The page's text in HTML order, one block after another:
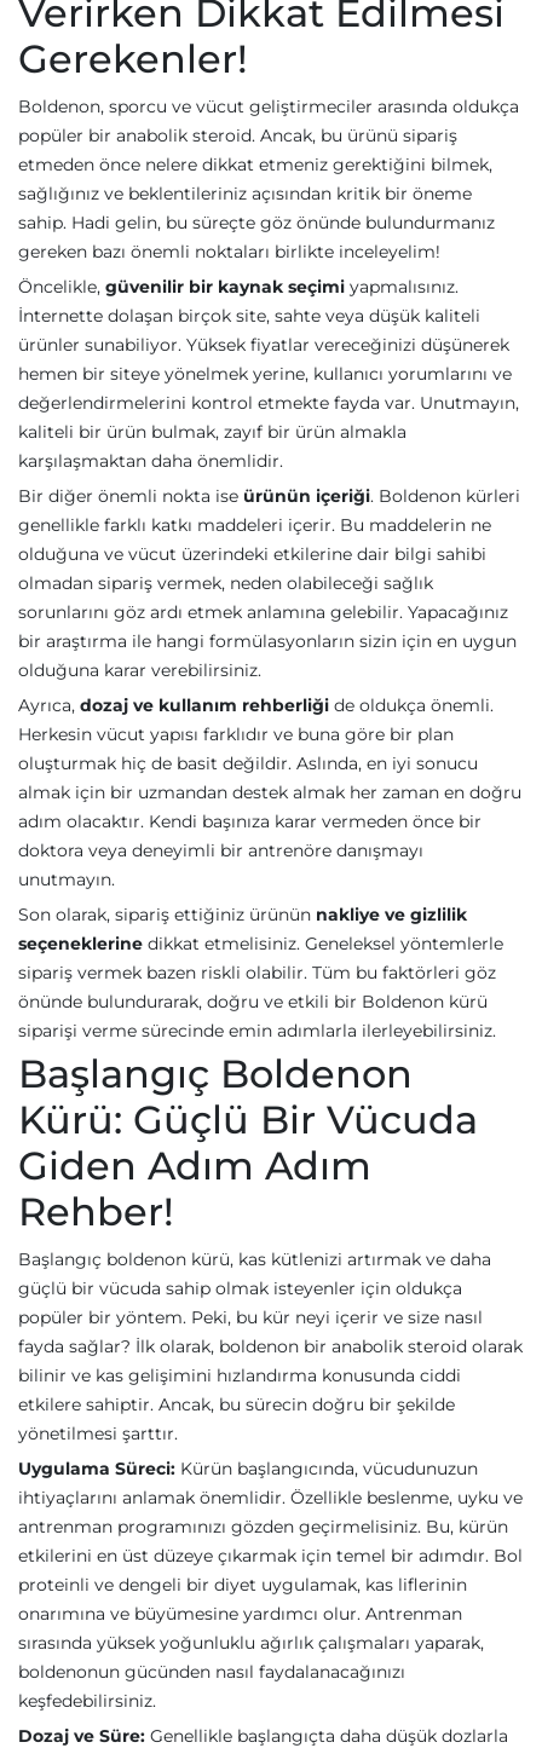
Verirken Dikkat Edilmesi
Gerekenler!
Boldenon, sporcu ve vücut geliştirmeciler arasında oldukça
popüler bir anabolik steroid. Ancak, bu ürünü sipariş
etmeden önce nelere dikkat etmeniz gerektiğini bilmek,
sağlığınız ve beklentileriniz açısından kritik bir öneme
sahip. Hadi gelin, bu süreçte göz önünde bulundurmanız
gereken bazı önemli noktaları birlikte inceleyelim!
Öncelikle, güvenilir bir kaynak seçimi yapmalısınız.
İnternette dolaşan birçok site, sahte veya düşük kaliteli
ürünler sunabiliyor. Yüksek fiyatlar vereceğinizi düşünerek
hemen bir siteye yönelmek yerine, kullanıcı yorumlarını ve
değerlendirmelerini kontrol etmekte fayda var. Unutmayın,
kaliteli bir ürün bulmak, zayıf bir ürün almakla
karşılaşmaktan daha önemlidir.
Bir diğer önemli nokta ise ürünün içeriği. Boldenon kürleri
genellikle farklı katkı maddeleri içerir. Bu maddelerin ne
olduğuna ve vücut üzerindeki etkilerine dair bilgi sahibi
olmadan sipariş vermek, neden olabileceği sağlık
sorunlarını göz ardı etmek anlamına gelebilir. Yapacağınız
bir araştırma ile hangi formülasyonların sizin için en uygun
olduğuna karar verebilirsiniz.
Ayrıca, dozaj ve kullanım rehberliği de oldukça önemli.
Herkesin vücut yapısı farklıdır ve buna göre bir plan
oluşturmak hiç de basit değildir. Aslında, en iyi sonucu
almak için bir uzmandan destek almak her zaman en doğru
adım olacaktır. Kendi başınıza karar vermeden önce bir
doktora veya deneyimli bir antrenöre danışmayı
unutmayın.
Son olarak, sipariş ettiğiniz ürünün nakliye ve gizlilik
seçeneklerine dikkat etmelisiniz. Geneleksel yöntemlerle
sipariş vermek bazen riskli olabilir. Tüm bu faktörleri göz
önünde bulundurarak, doğru ve etkili bir Boldenon kürü
siparişi verme sürecinde emin adımlarla ilerleyebilirsiniz.
Başlangıç Boldenon
Kürü: Güçlü Bir Vücuda
Giden Adım Adım
Rehber!
Başlangıç boldenon kürü, kas kütlenizi artırmak ve daha
güçlü bir vücuda sahip olmak isteyenler için oldukça
popüler bir yöntem. Peki, bu kür neyi içerir ve size nasıl
fayda sağlar? İlk olarak, boldenon bir anabolik steroid olarak
bilinir ve kas gelişimini hızlandırma konusunda ciddi
etkilere sahiptir. Ancak, bu sürecin doğru bir şekilde
yönetilmesi şarttır.
Uygulama Süreci: Kürün başlangıcında, vücudunuzun
ihtiyaçlarını anlamak önemlidir. Özellikle beslenme, uyku ve
antrenman programınızı gözden geçirmelisiniz. Bu, kürün
etkilerini en üst düzeye çıkarmak için temel bir adımdır. Bol
proteinli ve dengeli bir diyet uygulamak, kas liflerinin
onarımına ve büyümesine yardımcı olur. Antrenman
sırasında yüksek yoğunluklu ağırlık çalışmaları yaparak,
boldenonun gücünden nasıl faydalanacağınızı
keşfedebilirsiniz.
Dozaj ve Süre: Genellikle başlangıçta daha düşük dozlarla